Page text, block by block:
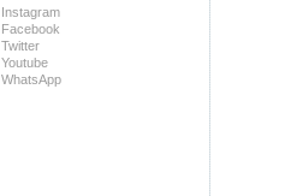
Instagram
Facebook
Twitter
Youtube
WhatsApp